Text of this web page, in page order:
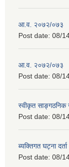
आ.व. २०७२/०७३
Post date: 08/
आ.व. २०७२/०७३
Post date: 08/
स्वीकृत साङ्गठनिक
Post date: 08/
ब्यक्तिगत घट्ना दर्ता
Post date: 08/